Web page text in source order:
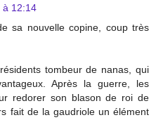
à 12:14
sa nouvelle copine, coup très
tombeur de nanas, qui
Après la guerre, les
redorer son blason de roi de
fait de la gaudriole un élément